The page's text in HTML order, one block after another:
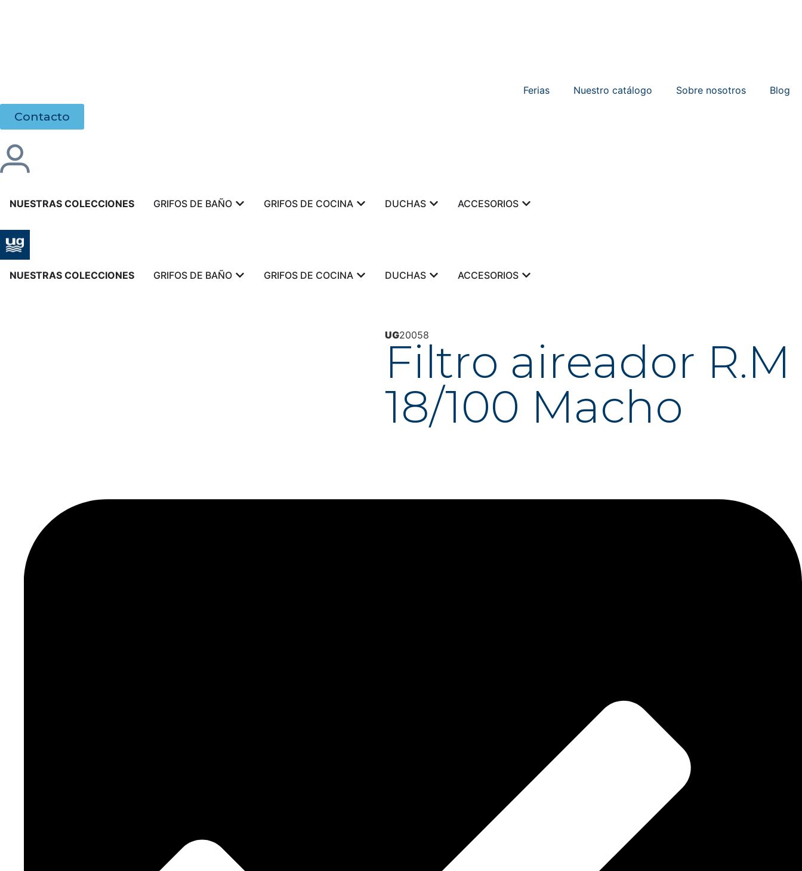
Ferias Nuestro catálogo Sobre nosotros Blog
Contacto
NUESTRAS COLECCIONES GRIFOS DE BAÑO GRIFOS DE COCINA DUCHAS ACCESORIOS
NUESTRAS COLECCIONES GRIFOS DE BAÑO GRIFOS DE COCINA DUCHAS ACCESORIOS
UG20058
Filtro aireador R.M
18/100 Macho